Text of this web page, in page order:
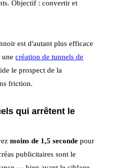
Objectif : convertir et
est d'autant plus efficace
création de tunnels de
le prospect de la
friction.
qui arrêtent le
moins de 1,5 seconde pour
publicitaires sont le